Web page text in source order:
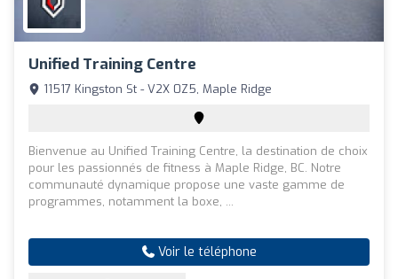
Unified Training Centre
11517 Kingston St - V2X 0Z5, Maple Ridge
Bienvenue au Unified Training Centre, la destination de choix
pour les passionnés de fitness à Maple Ridge, BC. Notre
communauté dynamique propose une vaste gamme de
programmes, notamment la boxe, ...
Voir le téléphone